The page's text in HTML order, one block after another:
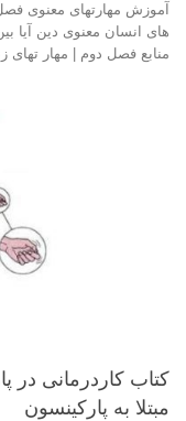
آموزش مهارتهای معنوی
های انسان معنوی دین آیا
منابع فصل دوم | مهار تهای
کتاب کاردرمانی در
مبتلا به پارکینسون